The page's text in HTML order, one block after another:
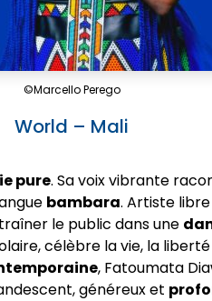
©Marcello Perego
World – Mali
pure. Sa voix vibrante
bambara. Artiste
le public dans une
célèbre la vie, la
, Fatoumata
généreux et